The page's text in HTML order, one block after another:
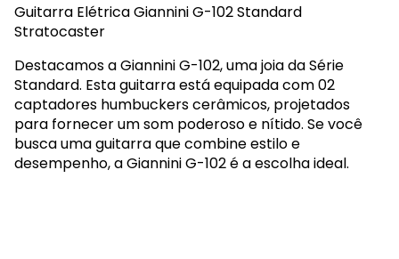
Guitarra Elétrica Giannini G-102 Standard
Stratocaster
Destacamos a Giannini G-102, uma joia da Série
Standard. Esta guitarra está equipada com 02
captadores humbuckers cerâmicos, projetados
para fornecer um som poderoso e nítido. Se você
busca uma guitarra que combine estilo e
desempenho, a Giannini G-102 é a escolha ideal.